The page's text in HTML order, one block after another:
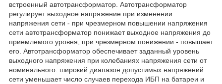
встроенный автотрансформатор. Автотрансформатор
регулирует выходное напряжение при изменении
напряжения сети - при чрезмерном повышении напряжения
сети автотрансформатор понижает выходное напряжения до
приемлемого уровня, при чрезмерном понижении - повышает
его. Автотрансформатор обеспечивает заданный уровень
выходного напряжения при колебаниях напряжения сети от
номинального. широкий диапазон допустимых напряжений
сети уменьшает число случаев перехода ИБП на батареи и